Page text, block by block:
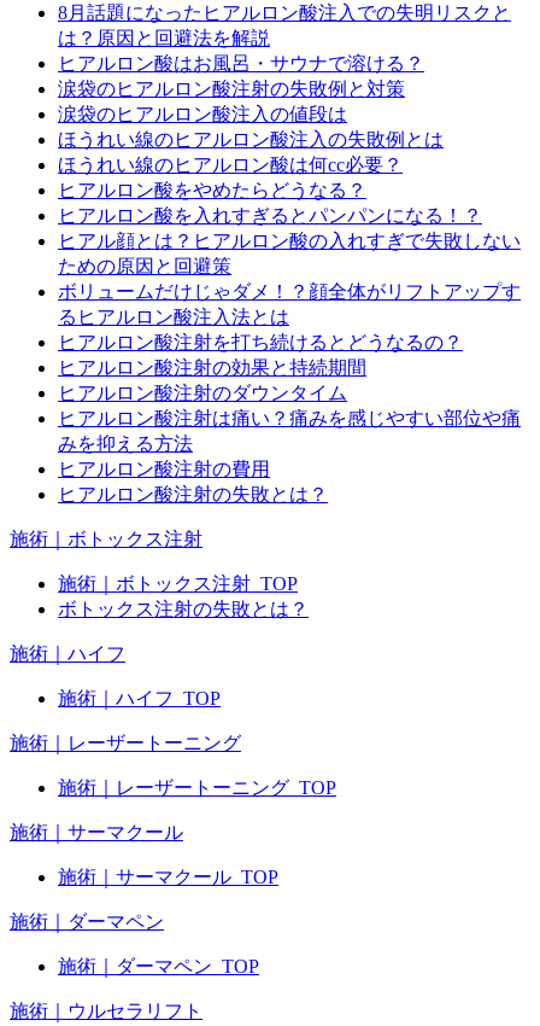
8月話題になったヒアルロン酸注入での失明リスクと
は？原因と回避法を解説
ヒアルロン酸はお風呂・サウナで溶ける？
涙袋のヒアルロン酸注射の失敗例と対策
涙袋のヒアルロン酸注入の値段は
ほうれい線のヒアルロン酸注入の失敗例とは
ほうれい線のヒアルロン酸は何cc必要？
ヒアルロン酸をやめたらどうなる？
ヒアルロン酸を入れすぎるとパンパンになる！？
ヒアル顔とは？ヒアルロン酸の入れすぎで失敗しない
ための原因と回避策
ボリュームだけじゃダメ！？顔全体がリフトアップす
るヒアルロン酸注入法とは
ヒアルロン酸注射を打ち続けるとどうなるの？
ヒアルロン酸注射の効果と持続期間
ヒアルロン酸注射のダウンタイム
ヒアルロン酸注射は痛い？痛みを感じやすい部位や痛
みを抑える方法
ヒアルロン酸注射の費用
ヒアルロン酸注射の失敗とは？
施術｜ボトックス注射
施術｜ボトックス注射_TOP
ボトックス注射の失敗とは？
施術｜ハイフ
施術｜ハイフ_TOP
施術｜レーザートーニング
施術｜レーザートーニング_TOP
施術｜サーマクール
施術｜サーマクール_TOP
施術｜ダーマペン
施術｜ダーマペン_TOP
施術｜ウルセラリフト